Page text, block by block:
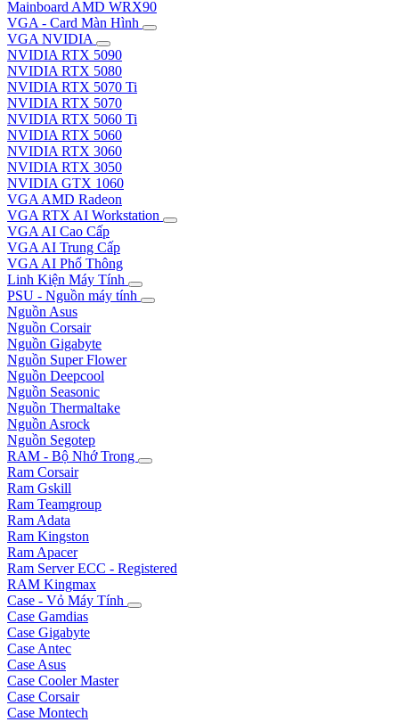
Mainboard AMD WRX90
VGA - Card Màn Hình
VGA NVIDIA
NVIDIA RTX 5090
NVIDIA RTX 5080
NVIDIA RTX 5070 Ti
NVIDIA RTX 5070
NVIDIA RTX 5060 Ti
NVIDIA RTX 5060
NVIDIA RTX 3060
NVIDIA RTX 3050
NVIDIA GTX 1060
VGA AMD Radeon
VGA RTX AI Workstation
VGA AI Cao Cấp
VGA AI Trung Cấp
VGA AI Phổ Thông
Linh Kiện Máy Tính
PSU - Nguồn máy tính
Nguồn Asus
Nguồn Corsair
Nguồn Gigabyte
Nguồn Super Flower
Nguồn Deepcool
Nguồn Seasonic
Nguồn Thermaltake
Nguồn Asrock
Nguồn Segotep
RAM - Bộ Nhớ Trong
Ram Corsair
Ram Gskill
Ram Teamgroup
Ram Adata
Ram Kingston
Ram Apacer
Ram Server ECC - Registered
RAM Kingmax
Case - Vỏ Máy Tính
Case Gamdias
Case Gigabyte
Case Antec
Case Asus
Case Cooler Master
Case Corsair
Case Montech